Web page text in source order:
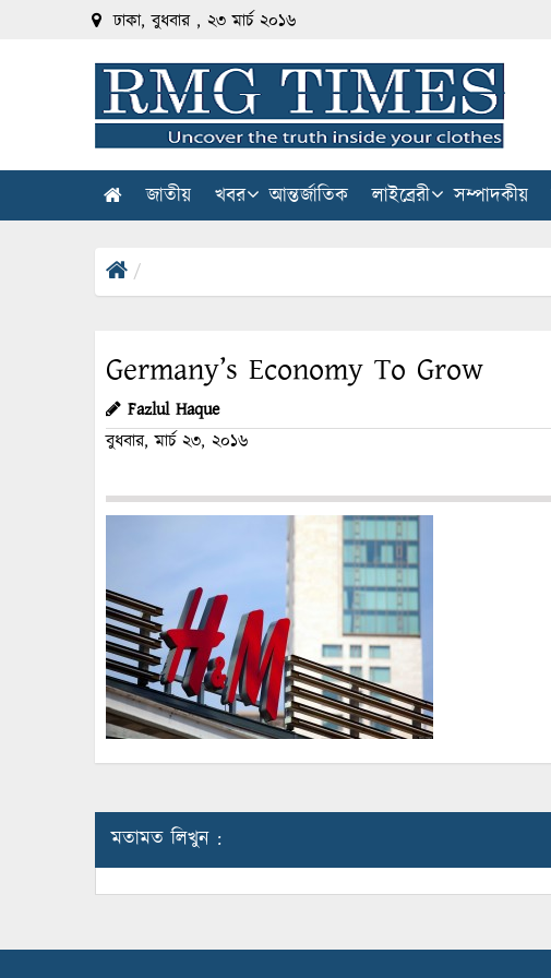
ঢাকা, বুধবার , ২৩ মার্চ ২০১৬
জাতীয় খবর আন্তর্জাতিক লাইব্রেরী সম্পাদকীয়
Germany’s Economy To Grow
Fazlul Haque
বুধবার, মার্চ ২৩, ২০১৬
মতামত লিখুন :